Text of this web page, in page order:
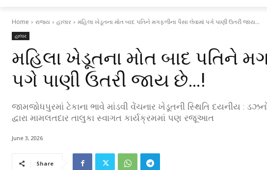
Home રાજ્ય હાલાર મહિલા ખેડૂતના મોત બાદ પતિને મગફળીના પૈસા લેવામાં પગે પાણી ઉતરી જાય...
હાલાર
મહિલા ખેડૂતના મોત બાદ પતિને
પગે પાણી ઉતરી જાય છે…!
જામજોધપુરમાં ટેકાના ભાવે માંડવી વેંચનાર ખેડૂતની સ્થિતિ દયનીય :
દ્વારા મામલતદાર તાલુકા સ્વાગત કાર્યક્રમમાં પણ રજૂઆત
June 3, 2026
Share